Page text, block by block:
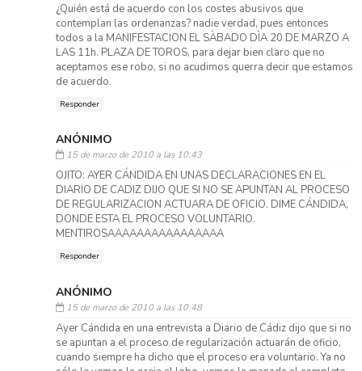
¿Quién está de acuerdo con los costes abusivos que
contemplan las ordenanzas? nadie verdad, pues entonces
todos a la MANIFESTACION EL SÀBADO DÌA 20 DE MARZO A
LAS 11h. PLAZA DE TOROS, para dejar bien claro que no
aceptamos ese robo, si no acudimos querra decir que estamos
de acuerdo.
Responder
ANÓNIMO
15 de marzo de 2010 a las 10:43
OJITO: AYER CÁNDIDA EN UNAS DECLARACIONES EN EL
DIARIO DE CADIZ DIJO QUE SI NO SE APUNTAN AL PROCESO
DE REGULARIZACION ACTUARA DE OFICIO. DIME CÁNDIDA,
DONDE ESTA EL PROCESO VOLUNTARIO.
MENTIROSAAAAAAAAAAAAAAAA
Responder
ANÓNIMO
15 de marzo de 2010 a las 10:48
Ayer Cándida en una entrevista a Diario de Cádiz dijo que si no
se apuntan a el proceso de regularización actuarán de oficio,
cuando siempre ha dicho que el proceso era voluntario. Ya no